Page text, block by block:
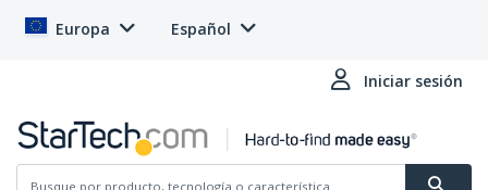
Europa Español
Iniciar sesión